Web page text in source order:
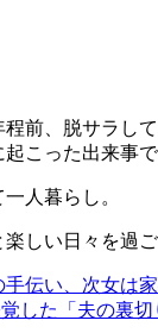
程前、脱サラし
こった出来事で
人暮らし。
しい日々を過ご
手伝い、次女は
した「夫の裏切